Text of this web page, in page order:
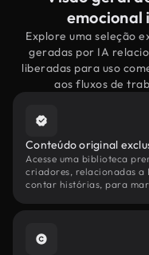
emocional
Explore uma seleção
geradas por IA
liberadas para uso
aos fluxos de
Conteúdo original
Acesse uma biblioteca
criadores, relacionadas
contar histórias, para